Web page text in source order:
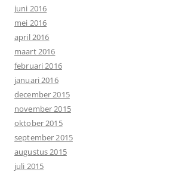
juni 2016
mei 2016
april 2016
maart 2016
februari 2016
januari 2016
december 2015
november 2015
oktober 2015
september 2015
augustus 2015
juli 2015